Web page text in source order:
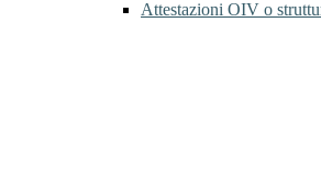
Attestazioni OIV o